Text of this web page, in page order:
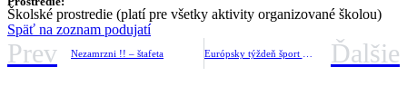
Školské prostredie (platí pre všetky aktivity organizované školou)
Späť na zoznam podujatí
Prev Nezamrzni !! – štafeta Ďalšie